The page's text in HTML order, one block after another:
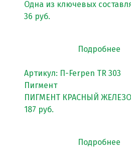
Покрытия детских
Покрытия для спортивных
Универсальные
Искусственная трава
Резиновая брусчатка
Резиновый бордюр
Одна из ключевых
36 руб.
Подробнее
Артикул: П-Ferpen TR 303
Пигмент
ПИГМЕНТ КРАСНЫЙ
187 руб.
Подробнее